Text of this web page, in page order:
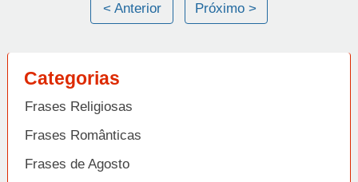
< Anterior Próximo >
Categorias
Frases Religiosas
Frases Românticas
Frases de Agosto